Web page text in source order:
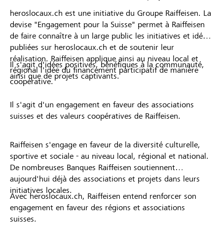
heroslocaux.ch est une initiative du Groupe Raiffeisen. La
devise "Engagement pour la Suisse" permet à Raiffeisen
de faire connaître à un large public les initiatives et idées
publiées sur heroslocaux.ch et de soutenir leur
réalisation. Raiffeisen applique ainsi au niveau local et
régional l'idée du financement participatif de manière
coopérative.
Il s'agit d'idées positives, bénéfiques à la communauté,
ainsi que de projets captivants.
Il s'agit d'un engagement en faveur des associations
suisses et des valeurs coopératives de Raiffeisen.
Raiffeisen s'engage en faveur de la diversité culturelle,
sportive et sociale - au niveau local, régional et national.
De nombreuses Banques Raiffeisen soutiennent
aujourd'hui déjà des associations et projets dans leurs
initiatives locales.
Avec heroslocaux.ch, Raiffeisen entend renforcer son
engagement en faveur des régions et associations
suisses.